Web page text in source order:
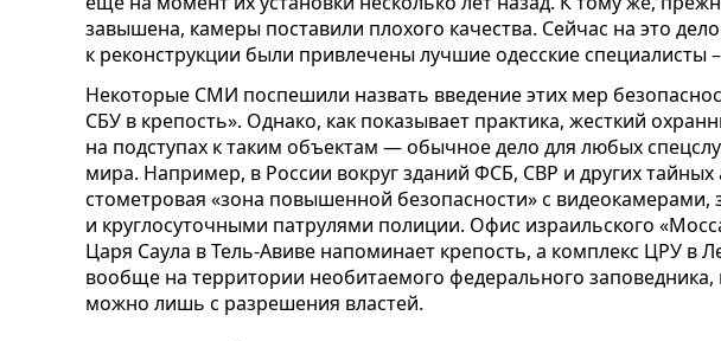
завышена, камеры поставили плохого качества. Сейчас на это
к реконструкции были привлечены лучшие одесские специалисты
Некоторые СМИ поспешили назвать введение этих мер
СБУ в крепость». Однако, как показывает практика, жесткий
на подступах к таким объектам — обычное дело для любых
мира. Например, в России вокруг зданий ФСБ, СВР и других тайных
стометровая «зона повышенной безопасности» с видеокамерами,
и круглосуточными патрулями полиции. Офис израильского
Царя Саула в Тель-Авиве напоминает крепость, а комплекс ЦРУ в
вообще на территории необитаемого федерального заповедника,
можно лишь с разрешения властей.